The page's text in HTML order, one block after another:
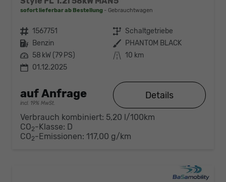
sofort lieferbar ab Bestellung Gebrauchtwagen
Fahrzeugnr. 1567751 Getriebe Schaltgetriebe
Kraftstoff Benzin Außenfarbe PHANTOM BLACK
Leistung 58 kW (79 PS) Kilometerstand 10 km
01.12.2025
auf Anfrage
incl. 19% MwSt.
Details
Verbrauch kombiniert: 5,20 l/100km
CO2-Klasse: D
CO2-Emissionen: 117,00 g/km